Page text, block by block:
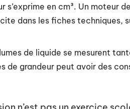
s’exprime en cm³. Un moteur
dans les fiches techniques,
de liquide se mesurent
de grandeur peut avoir des